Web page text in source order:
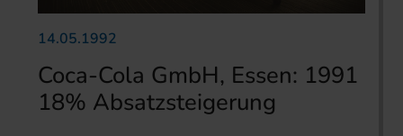
14.05.1992
Coca-Cola GmbH, Essen: 1991
18% Absatzsteigerung